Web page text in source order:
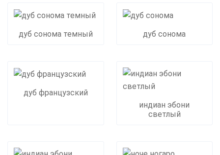
дуб сонома темный дуб сонома
дуб французский
индиан эбони
светлый